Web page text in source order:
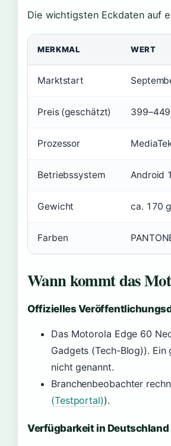
Die wichtigsten Eckdaten auf
MERKMAL WERT
Marktstart
Preis (geschätzt)
Prozessor
Betriebssystem Android
Gewicht ca. 170
Farben
Wann kommt das
Offizielles
Das Motorola Edge 60
Gadgets (Tech-Blog)).
nicht genannt.
Branchenbeobachter
(Testportal)).
Verfügbarkeit in Deutschland